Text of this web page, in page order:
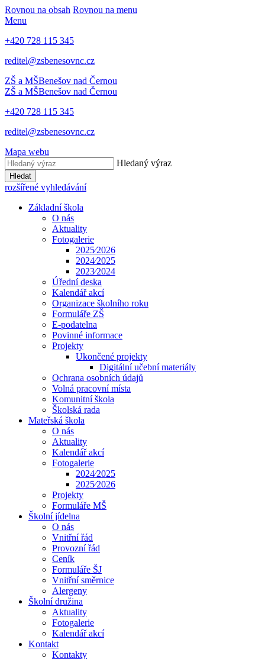
Rovnou na obsah Rovnou na menu
Menu
+420 728 115 345
reditel@zsbenesovnc.cz
ZŠ a MŠBenešov nad Černou
ZŠ a MŠBenešov nad Černou
+420 728 115 345
reditel@zsbenesovnc.cz
Mapa webu
Hledaný výraz
Hledat
rozšířené vyhledávání
Základní škola
O nás
Aktuality
Fotogalerie
2025⁄2026
2024⁄2025
2023⁄2024
Úřední deska
Kalendář akcí
Organizace školního roku
Formuláře ZŠ
E-podatelna
Povinné informace
Projekty
Ukončené projekty
Digitální učební materiály
Ochrana osobních údajů
Volná pracovní místa
Komunitní škola
Školská rada
Mateřská škola
O nás
Aktuality
Kalendář akcí
Fotogalerie
2024⁄2025
2025⁄2026
Projekty
Formuláře MŠ
Školní jídelna
O nás
Vnitřní řád
Provozní řád
Ceník
Formuláře ŠJ
Vnitřní směrnice
Alergeny
Školní družina
Aktuality
Fotogalerie
Kalendář akcí
Kontakt
Kontakty